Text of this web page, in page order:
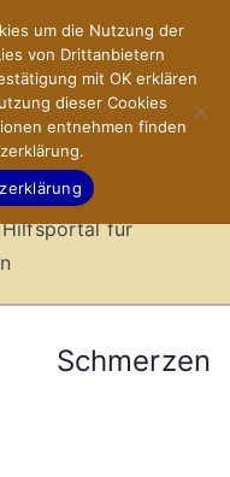
für
Schmerzen
um die Nutzung der
von Drittanbietern
mit OK erklären
dieser Cookies
entnehmen finden